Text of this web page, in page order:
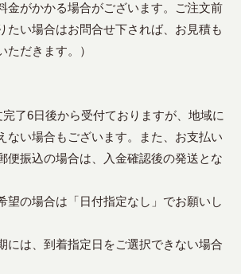
金がかかる場合がございます。ご注文前
たい場合はお問合せ下されば、お見積も
ただきます。）
了6日後から受付ておりますが、地域に
ない場合もございます。また、お支払い
便振込の場合は、入金確認後の発送とな
望の場合は「日付指定なし」でお願いし
には、到着指定日をご選択できない場合